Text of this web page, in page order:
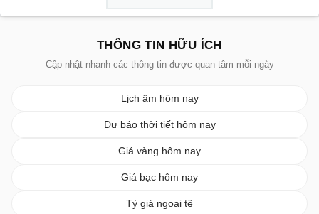
THÔNG TIN HỮU ÍCH
Cập nhật nhanh các thông tin được quan tâm mỗi ngày
Lịch âm hôm nay
Dự báo thời tiết hôm nay
Giá vàng hôm nay
Giá bạc hôm nay
Tỷ giá ngoại tệ